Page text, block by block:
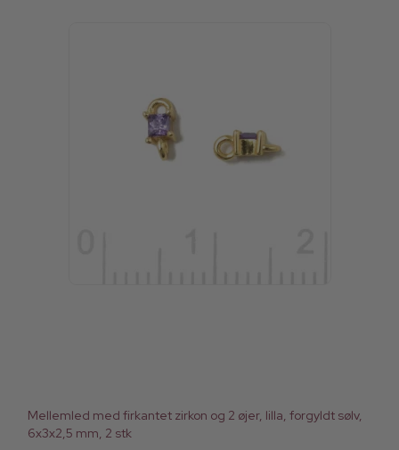
Mellemled med firkantet zirkon og 2 øjer, lilla, forgyldt sølv,
6x3x2,5 mm, 2 stk